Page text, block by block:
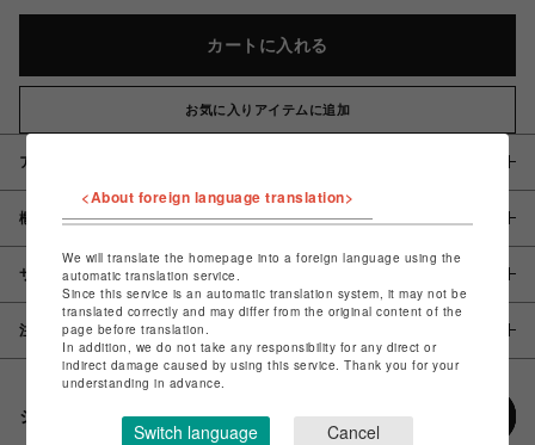
カートに入れる
お気に入りアイテムに追加
アイテム説明 / 素材
概要
サイズ
注意事項
シェアする
<About foreign language translation>
We will translate the homepage into a foreign language using the
automatic translation service.
Since this service is an automatic translation system, it may not be
translated correctly and may differ from the original content of the
page before translation.
In addition, we do not take any responsibility for any direct or
indirect damage caused by using this service. Thank you for your
understanding in advance.
Switch language Cancel